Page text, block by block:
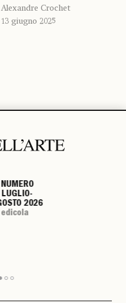
Alexandre Crochet
13 giugno 2025
LUGLIO-
2026
LUGLIO-
2026
LUGLIO-
2026
LUGLIO-
2026